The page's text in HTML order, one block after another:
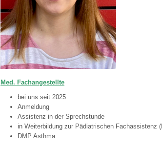
Med. Fachangestellte
bei uns seit 2025
Anmeldung
Assistenz in der Sprechstunde
in Weiterbildung zur Pädiatrischen Fachassistenz
DMP Asthma